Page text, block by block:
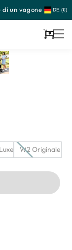
di un vagone DE (€)
W2 Originale